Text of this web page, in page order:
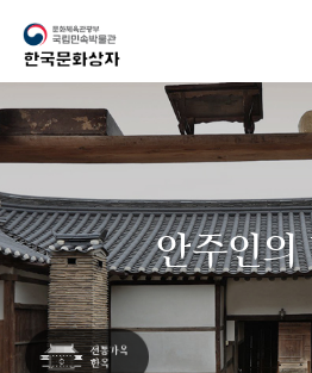
안주인의